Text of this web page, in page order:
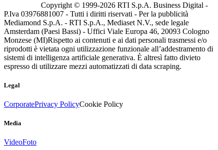
Copyright © 1999-2026 RTI S.p.A. Business Digital -
P.Iva 03976881007 - Tutti i diritti riservati - Per la pubblicità
Mediamond S.p.A. - RTI S.p.A., Mediaset N.V., sede legale
Amsterdam (Paesi Bassi) - Uffici Viale Europa 46, 20093 Cologno
Monzese (MI)Rispetto ai contenuti e ai dati personali trasmessi e/o
riprodotti è vietata ogni utilizzazione funzionale all’addestramento di
sistemi di intelligenza artificiale generativa. È altresì fatto divieto
espresso di utilizzare mezzi automatizzati di data scraping.
Legal
CorporatePrivacy PolicyCookie Policy
Media
VideoFoto